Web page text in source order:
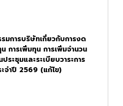
มการบริษัทเกี่ยวกับการงด
การเพิ่มทุน การเพิ่มจำนวน
ระชุมและระเบียบวาระการ
จำปี 2569 (แก้ไข)